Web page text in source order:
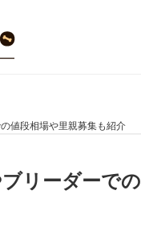
値段相場や里親募集も紹介
リーダーでの